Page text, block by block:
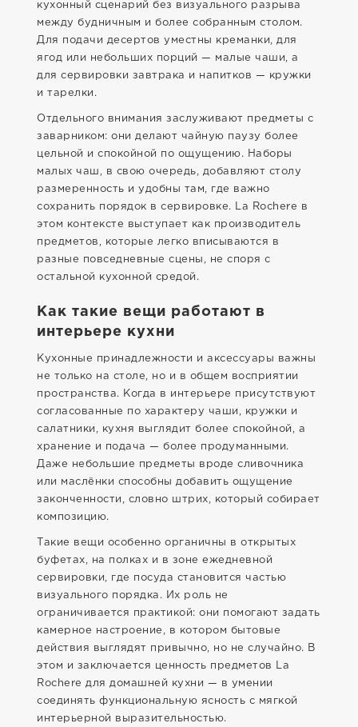
кухонный сценарий без визуального разрыва
между будничным и более собранным столом.
Для подачи десертов уместны креманки, для
ягод или небольших порций — малые чаши, а
для сервировки завтрака и напитков — кружки
и тарелки.
Отдельного внимания заслуживают предметы с
заварником: они делают чайную паузу более
цельной и спокойной по ощущению. Наборы
малых чаш, в свою очередь, добавляют столу
размеренность и удобны там, где важно
сохранить порядок в сервировке. La Rochere в
этом контексте выступает как производитель
предметов, которые легко вписываются в
разные повседневные сцены, не споря с
остальной кухонной средой.
Как такие вещи работают в
интерьере кухни
Кухонные принадлежности и аксессуары важны
не только на столе, но и в общем восприятии
пространства. Когда в интерьере присутствуют
согласованные по характеру чаши, кружки и
салатники, кухня выглядит более спокойной, а
хранение и подача — более продуманными.
Даже небольшие предметы вроде сливочника
или маслёнки способны добавить ощущение
законченности, словно штрих, который собирает
композицию.
Такие вещи особенно органичны в открытых
буфетах, на полках и в зоне ежедневной
сервировки, где посуда становится частью
визуального порядка. Их роль не
ограничивается практикой: они помогают задать
камерное настроение, в котором бытовые
действия выглядят привычно, но не случайно. В
этом и заключается ценность предметов La
Rochere для домашней кухни — в умении
соединять функциональную ясность с мягкой
интерьерной выразительностью.